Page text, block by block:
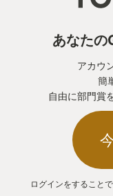
あなたの
アカウ
簡
自由に部門賞
ログインをすることで